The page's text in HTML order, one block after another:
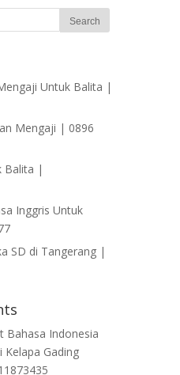
Untuk Balita |
Mengaji | 0896
Balita |
Inggris Untuk
SD di Tangerang |
Bahasa Indonesia
Kelapa Gading